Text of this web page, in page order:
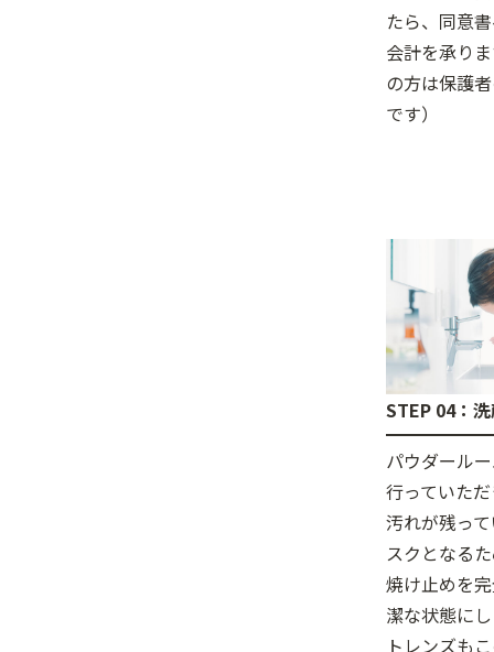
たら、同意
会計を承り
の方は保護
です）
STEP 04：
パウダール
行っていた
汚れが残っ
スクとなる
焼け止めを
潔な状態に
トレンズも